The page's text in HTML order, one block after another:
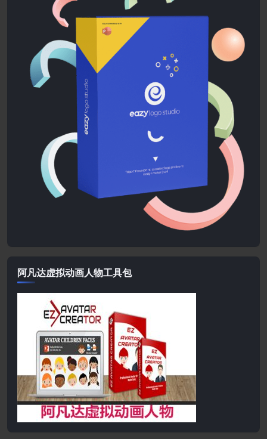
阿凡达虚拟动画人物工具包